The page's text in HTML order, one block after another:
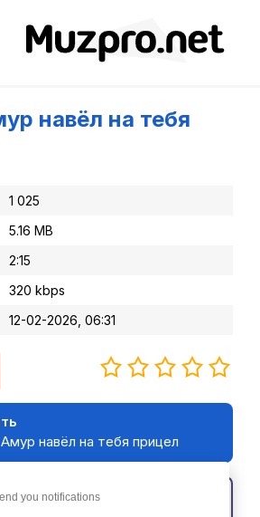
навёл на тебя
1 025
5.16 MB
2:15
320 kbps
12-02-2026, 06:31
навёл на тебя прицел
трек
you notifications